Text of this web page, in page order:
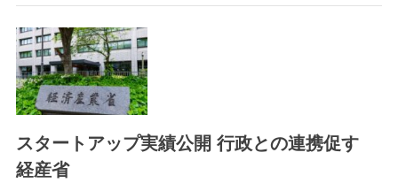
スタートアップ実績公開 行政との連携促す
経産省